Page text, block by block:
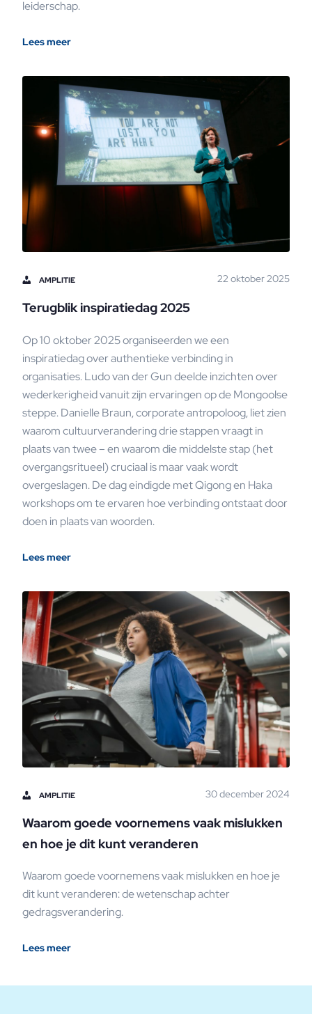
leiderschap.
Lees meer
AMPLITIE 22 oktober 2025
Terugblik inspiratiedag 2025
Op 10 oktober 2025 organiseerden we een
inspiratiedag over authentieke verbinding in
organisaties. Ludo van der Gun deelde inzichten over
wederkerigheid vanuit zijn ervaringen op de Mongoolse
steppe. Danielle Braun, corporate antropoloog, liet zien
waarom cultuurverandering drie stappen vraagt in
plaats van twee – en waarom die middelste stap (het
overgangsritueel) cruciaal is maar vaak wordt
overgeslagen. De dag eindigde met Qigong en Haka
workshops om te ervaren hoe verbinding ontstaat door
doen in plaats van woorden.
Lees meer
AMPLITIE 30 december 2024
Waarom goede voornemens vaak mislukken
en hoe je dit kunt veranderen
Waarom goede voornemens vaak mislukken en hoe je
dit kunt veranderen: de wetenschap achter
gedragsverandering.
Lees meer